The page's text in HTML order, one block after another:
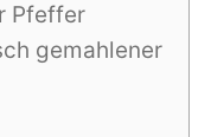
Pfeffer
gemahlener